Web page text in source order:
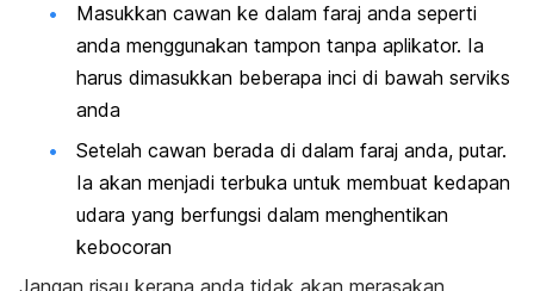
Masukkan cawan ke dalam faraj anda seperti
anda menggunakan tampon tanpa aplikator. Ia
harus dimasukkan beberapa inci di bawah serviks
anda
Setelah cawan berada di dalam faraj anda, putar.
Ia akan menjadi terbuka untuk membuat kedapan
udara yang berfungsi dalam menghentikan
kebocoran